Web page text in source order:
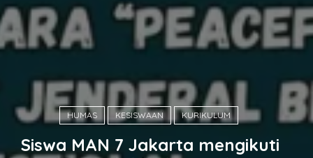
HUMAS KESISWAAN KURIKULUM
Siswa MAN 7 Jakarta mengikuti